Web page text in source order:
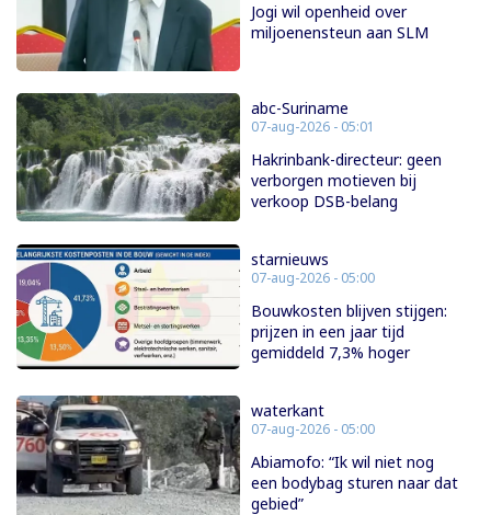
Jogi wil openheid over
miljoenensteun aan SLM
abc-Suriname
07-aug-2026 - 05:01
Hakrinbank-directeur: geen
verborgen motieven bij
verkoop DSB-belang
starnieuws
07-aug-2026 - 05:00
Bouwkosten blijven stijgen:
prijzen in een jaar tijd
gemiddeld 7,3% hoger
waterkant
07-aug-2026 - 05:00
Abiamofo: “Ik wil niet nog
een bodybag sturen naar dat
gebied”